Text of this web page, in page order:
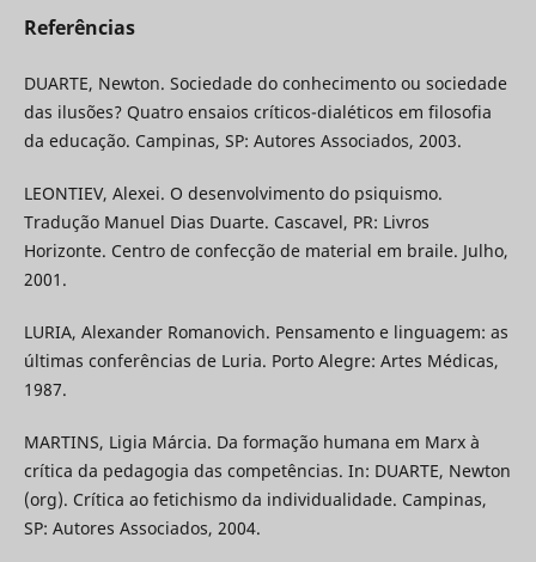
Referências
DUARTE, Newton. Sociedade do conhecimento ou sociedade
das ilusões? Quatro ensaios críticos-dialéticos em filosofia
da educação. Campinas, SP: Autores Associados, 2003.
LEONTIEV, Alexei. O desenvolvimento do psiquismo.
Tradução Manuel Dias Duarte. Cascavel, PR: Livros
Horizonte. Centro de confecção de material em braile. Julho,
2001.
LURIA, Alexander Romanovich. Pensamento e linguagem: as
últimas conferências de Luria. Porto Alegre: Artes Médicas,
1987.
MARTINS, Ligia Márcia. Da formação humana em Marx à
crítica da pedagogia das competências. In: DUARTE, Newton
(org). Crítica ao fetichismo da individualidade. Campinas,
SP: Autores Associados, 2004.